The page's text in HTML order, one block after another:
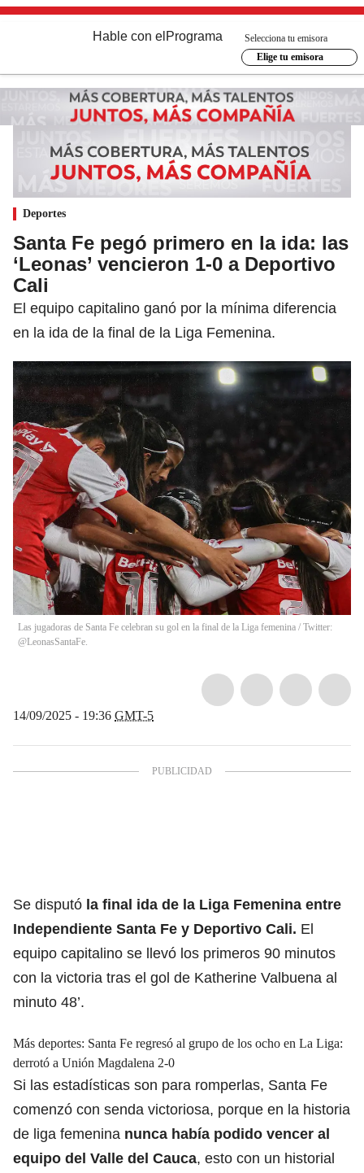
Hable con el Programa
Selecciona tu emisora
Elige tu emisora
Deportes
Santa Fe pegó primero en la ida: las
‘Leonas’ vencieron 1-0 a Deportivo
Cali
El equipo capitalino ganó por la mínima diferencia
en la ida de la final de la Liga Femenina.
Las jugadoras de Santa Fe celebran su gol en la final de la Liga femenina / Twitter:
@LeonasSantaFe.
14/09/2025 - 19:36 GMT-5
Se disputó la final ida de la Liga Femenina entre
Independiente Santa Fe y Deportivo Cali. El
equipo capitalino se llevó los primeros 90 minutos
con la victoria tras el gol de Katherine Valbuena al
minuto 48’.
Más deportes: Santa Fe regresó al grupo de los ocho en La Liga:
derrotó a Unión Magdalena 2-0
Si las estadísticas son para romperlas, Santa Fe
comenzó con senda victoriosa, porque en la historia
de liga femenina nunca había podido vencer al
equipo del Valle del Cauca, esto con un historial